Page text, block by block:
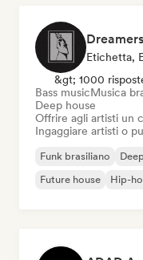
Etichetta,
&gt; 1000
Bass musicMusica
Deep house
Offrire agli artisti un
Ingaggiare artisti o
Funk brasiliano
Future house
Hip-